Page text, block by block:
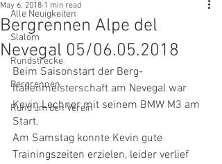
Alle Neuigkeiten
Slalom
Rundstrecke
Bergrennen
Rund um den Verein
Bergrennen Alpe del
Nevegal 05/06.05.2018
May 6, 2018 1 min read
Beim Saisonstart der Berg-
Italienmeisterschaft am Nevegal war
Kevin Lechner mit seinem BMW M3 am
Start.
Am Samstag konnte Kevin gute
Trainingszeiten erzielen, leider verlief